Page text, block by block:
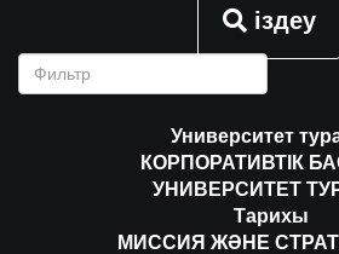
іздеу
Университет
КОРПОРАТИВТІК
УНИВЕРСИТЕТ
Тарихы
МИССИЯ ЖӘНЕ